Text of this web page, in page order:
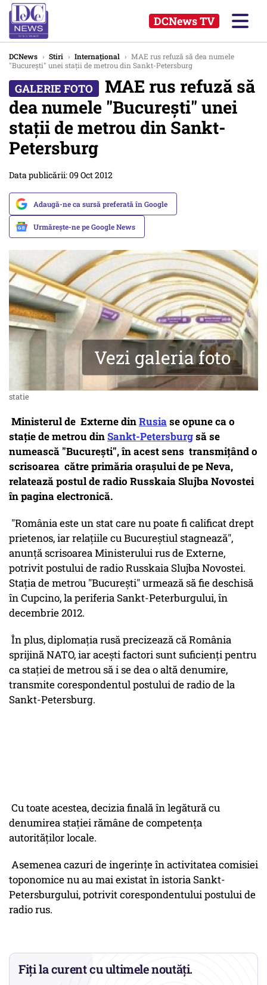
DCNews TV
DCNews › Stiri › Internațional › MAE rus refuză să dea numele
"Bucureşti" unei stații de metrou din Sankt-Petersburg
MAE rus refuză să
dea numele "Bucureşti" unei
stații de metrou din Sankt-
Petersburg
Data publicării: 09 Oct 2012
Adaugă-ne ca sursă preferată în Google
Urmărește-ne pe Google News
Vezi galeria foto
statie
Ministerul de Externe dinRusiase opune ca o
staţie de metrou dinSankt-Petersburgsă se
numească "Bucureşti", în acest sens transmiţând o
scrisoarea către primăria oraşului de pe Neva,
relatează postul de radio Russkaia Slujba Novostei
în pagina electronică.
"România este un stat care nu poate fi calificat drept
prietenos, iar relaţiile cu Bucureştiul stagnează",
anunţă scrisoarea Ministerului rus de Externe,
potrivit postului de radio Russkaia Slujba Novostei.
Staţia de metrou "Bucureşti" urmează să fie deschisă
în Cupcino, la periferia Sankt-Peterburgului, în
decembrie 2012.
În plus, diplomaţia rusă precizează că România
sprijină NATO, iar aceşti factori sunt suficienţi pentru
ca staţiei de metrou să i se dea o altă denumire,
transmite corespondentul postului de radio de la
Sankt-Petersburg.
Cu toate acestea, decizia finală în legătură cu
denumirea staţiei rămâne de competenţa
autorităţilor locale.
Asemenea cazuri de ingerinţe în activitatea comisiei
toponomice nu au mai existat în istoria Sankt-
Petersburgului, potrivit corespondentului postului de
radio rus.
Fiți la curent cu ultimele noutăți.